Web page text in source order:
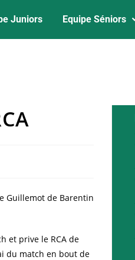
Juniors Equipe Séniors
Guillemot de Barentin
et prive le RCA de
du match en bout de